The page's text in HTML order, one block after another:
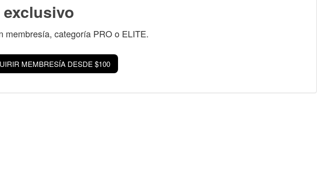
membresía, categoría PRO o ELITE.
MEMBRESÍA DESDE $100